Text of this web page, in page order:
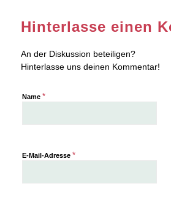
Hinterlasse einen
An der Diskussion beteiligen?
Hinterlasse uns deinen Kommentar!
Name *
E-Mail-Adresse *